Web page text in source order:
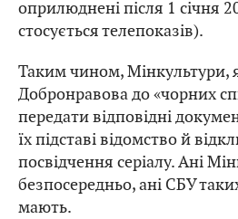
оприлюднені після 1 січня
стосується телепоказів).
Таким чином, Мінкультури,
Добронравова до «чорних
передати відповідні
їх підставі відомство й
посвідчення серіалу. Ані
безпосередньо, ані СБУ
мають.